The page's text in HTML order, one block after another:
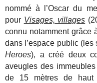
nommé à l’Oscar du
pour Visages, villages
connu notamment grâce
dans l’espace public (les
Heroes), a créé deux
aveugles des
de 15 mètres de